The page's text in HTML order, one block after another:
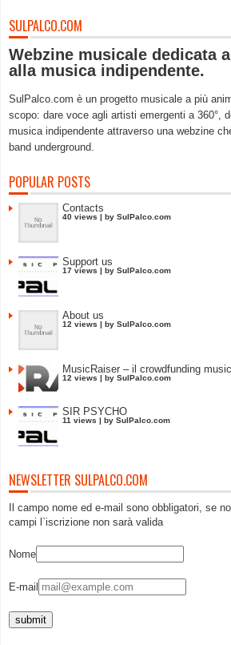
SULPALCO.COM
Webzine musicale dedicata
alla musica indipendente.
SulPalco.com è un progetto musicale a più
scopo: dare voce agli artisti emergenti a 360°,
musica indipendente attraverso una webzine
band underground.
POPULAR POSTS
Contacts
40 views | by SulPalco.com
Support us
17 views | by SulPalco.com
About us
12 views | by SulPalco.com
MusicRaiser – il crowdfunding
12 views | by SulPalco.com
SIR PSYCHO
11 views | by SulPalco.com
NEWSLETTER SULPALCO.COM
Il campo nome ed e-mail sono obbligatori, se
campi l`iscrizione non sarà valida
Nome
E-mail